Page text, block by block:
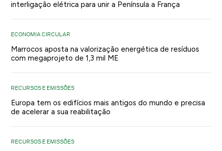
interligação elétrica para unir a Península a França
ECONOMIA CIRCULAR
Marrocos aposta na valorização energética de resíduos
com megaprojeto de 1,3 mil ME
RECURSOS E EMISSÕES
Europa tem os edifícios mais antigos do mundo e precisa
de acelerar a sua reabilitação
RECURSOS E EMISSÕES